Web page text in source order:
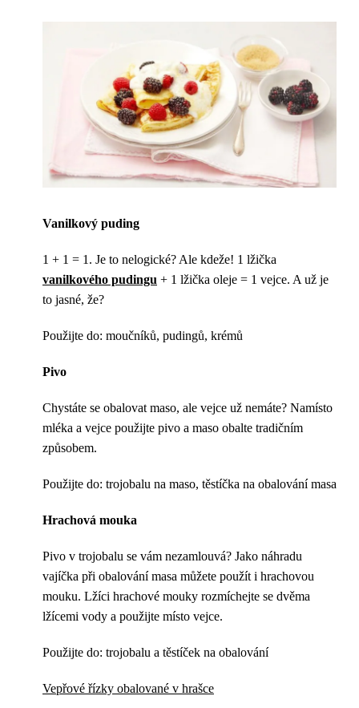
Vanilkový puding
1 + 1 = 1. Je to nelogické? Ale kdeže! 1 lžička
vanilkového pudingu + 1 lžička oleje = 1 vejce. A už je
to jasné, že?
Použijte do: moučníků, pudingů, krémů
Pivo
Chystáte se obalovat maso, ale vejce už nemáte? Namísto
mléka a vejce použijte pivo a maso obalte tradičním
způsobem.
Použijte do: trojobalu na maso, těstíčka na obalování masa
Hrachová mouka
Pivo v trojobalu se vám nezamlouvá? Jako náhradu
vajíčka při obalování masa můžete použít i hrachovou
mouku. Lžíci hrachové mouky rozmíchejte se dvěma
lžícemi vody a použijte místo vejce.
Použijte do: trojobalu a těstíček na obalování
Vepřové řízky obalované v hrašce